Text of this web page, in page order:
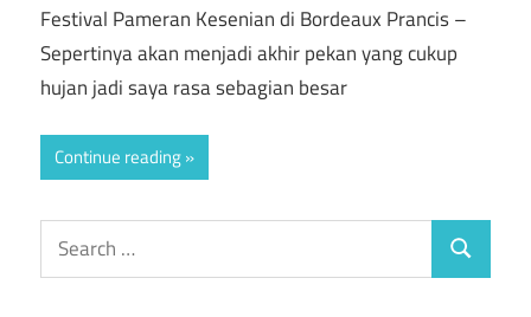
Festival Pameran Kesenian di Bordeaux Prancis –
Sepertinya akan menjadi akhir pekan yang cukup
hujan jadi saya rasa sebagian besar
Continue reading